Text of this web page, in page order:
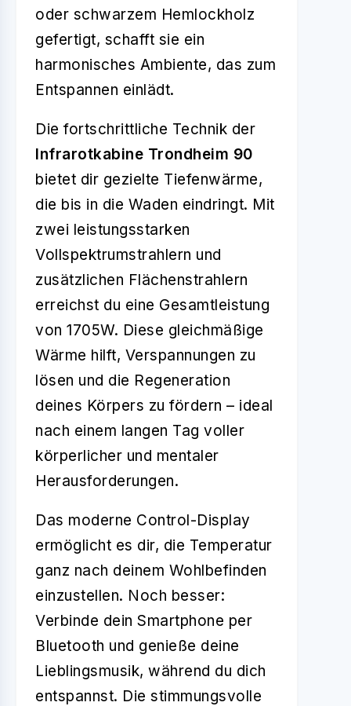
oder schwarzem Hemlockholz
gefertigt, schafft sie ein
harmonisches Ambiente, das zum
Entspannen einlädt.
Die fortschrittliche Technik der
Infrarotkabine Trondheim 90
bietet dir gezielte Tiefenwärme,
die bis in die Waden eindringt. Mit
zwei leistungsstarken
Vollspektrumstrahlern und
zusätzlichen Flächenstrahlern
erreichst du eine Gesamtleistung
von 1705W. Diese gleichmäßige
Wärme hilft, Verspannungen zu
lösen und die Regeneration
deines Körpers zu fördern – ideal
nach einem langen Tag voller
körperlicher und mentaler
Herausforderungen.
Das moderne Control-Display
ermöglicht es dir, die Temperatur
ganz nach deinem Wohlbefinden
einzustellen. Noch besser:
Verbinde dein Smartphone per
Bluetooth und genieße deine
Lieblingsmusik, während du dich
entspannst. Die stimmungsvolle